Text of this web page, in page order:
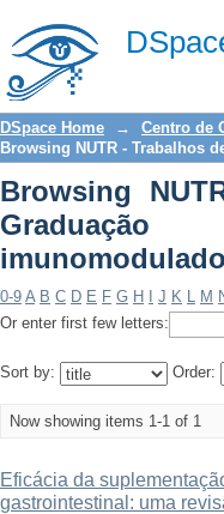
Browsing
DSpace Home → Centro de
Browsing NUTR - Trabalhos
Browsing
0-9 A B C D E F G H J K L M
Or enter first few letters:
Sort by: Order:
Now showing items 1-1 of 1
Eficácia da
gastrointestinal: uma